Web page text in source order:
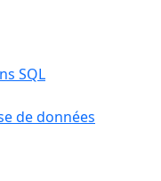
SQL
de données